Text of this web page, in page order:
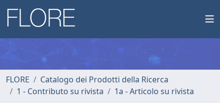
FLORE
Catalogo dei Prodotti della Ricerca
1 - Contributo su rivista
1a - Articolo su rivista